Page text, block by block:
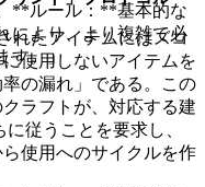
**ルール：**基本的な
により、より複雑で必
す。」
れたアイテムにはスコ
使用しないアイテムを
の漏れ」である。この
ラフトが、対応する建
従うことを要求し、
使用へのサイクルを作